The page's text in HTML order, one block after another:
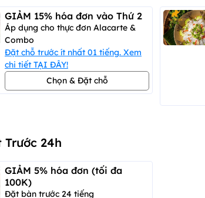
GIẢM 15% hóa đơn vào Thứ 2
Áp dụng cho thực đơn Alacarte &
Combo
Đặt chỗ trước ít nhất 01 tiếng. Xem
chi tiết TẠI ĐÂY!
Chọn & Đặt chỗ
24h
GIẢM 5% hóa đơn (tối đa
100K)
Đặt bàn trước 24 tiếng